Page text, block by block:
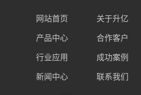
网站首页 关于升亿
产品中心 合作客户
行业应用 成功案例
新闻中心 联系我们